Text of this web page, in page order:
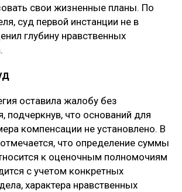
свои жизненные планы. По
суд первой инстанции не в
глубину нравственных
оставила жалобу без
подчеркнув, что оснований для
компенсации не установлено. В
что определение суммы
к оценочным полномочиям
с учетом конкретных
характера нравственных